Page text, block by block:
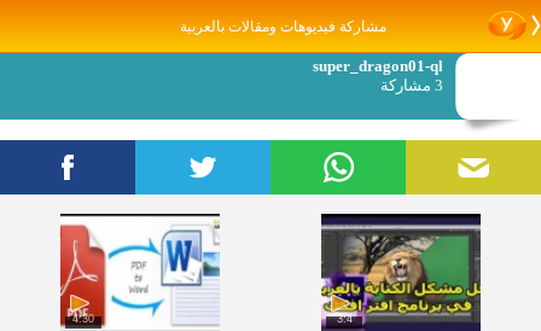
مشاركة فيديوهات ومقالات بالعربية
super_dragon01-ql
3 مشاركة
3:4
4:30